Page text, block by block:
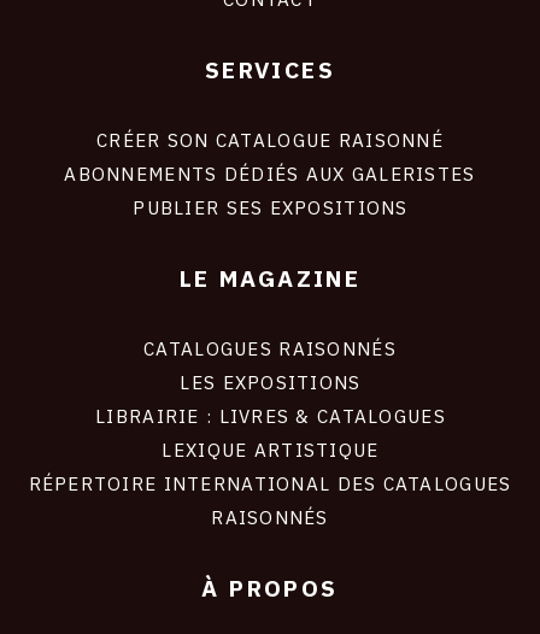
SERVICES
CRÉER SON CATALOGUE RAISONNÉ
ABONNEMENTS DÉDIÉS AUX GALERISTES
PUBLIER SES EXPOSITIONS
LE MAGAZINE
CATALOGUES RAISONNÉS
LES EXPOSITIONS
LIBRAIRIE : LIVRES & CATALOGUES
LEXIQUE ARTISTIQUE
RÉPERTOIRE INTERNATIONAL DES CATALOGUES
RAISONNÉS
À PROPOS